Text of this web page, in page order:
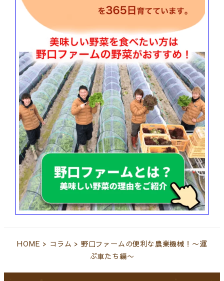
HOME > コラム > 野口ファームの便利な農業機械！〜運
ぶ車たち編〜